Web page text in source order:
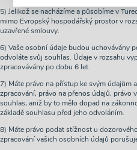
5) Jelikož se nacházíme a působíme v
mimo Evropský hospodářský prostor v
uzavřené smlouvy.
6) Vaše osobní údaje budou uchovávány
odvoláte svůj souhlas. Údaje v rozsahu
zpracovávány po dobu 6 let.
7) Máte právo na přístup ke svým údajům
zpracování, právo na přenos údajů,
souhlas, aniž by to mělo dopad na
základě souhlasu před jeho odvoláním.
8) Máte právo podat stížnost u
zpracování vašich osobních údajů